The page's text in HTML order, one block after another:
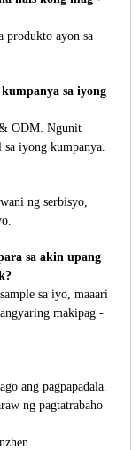
produkto ayon sa
sa iyong
ODM. Ngunit
iyong kumpanya.
ng serbisyo,
sa akin upang
sa iyo, maaari
makipag -
ang pagpapadala.
ng pagtatrabaho